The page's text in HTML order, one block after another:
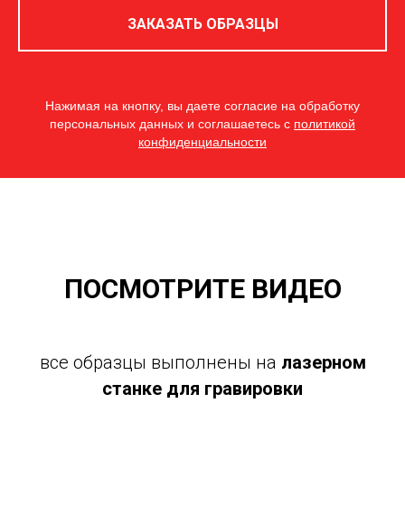
ЗАКАЗАТЬ ОБРАЗЦЫ
Нажимая на кнопку, вы даете согласие на обработку
персональных данных и соглашаетесь c политикой
конфиденциальности
ПОСМОТРИТЕ ВИДЕО
все образцы выполнены на лазерном
станке для гравировки